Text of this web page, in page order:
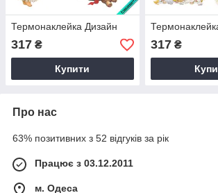
Термонаклейка Дизайн
317 ₴
Купити
317₴
Про нас
63% позитивних з 52 відгуків за рік
Працює з 03.12.2011
м. Одеса